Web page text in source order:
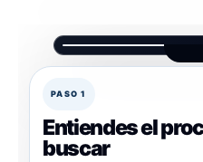
PASO 1
Entiendes el
buscar